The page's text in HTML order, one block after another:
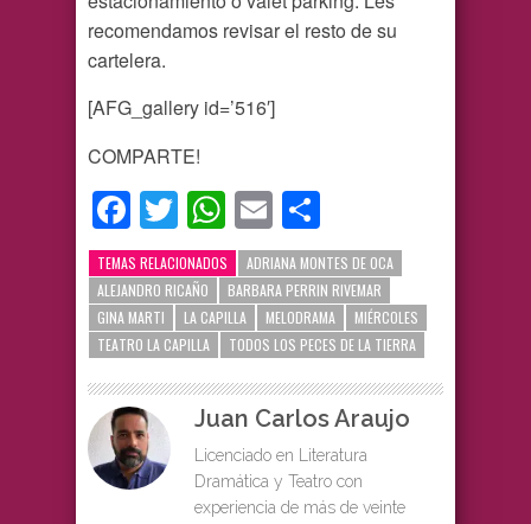
recomendamos revisar el resto de su
cartelera.
[AFG_gallery id=’516′]
COMPARTE!
Facebook
TwitterWhatsApp
Email
TEMAS RELACIONADOS
ADRIANA MONTES DE OCA
ALEJANDRO RICAÑO
BARBARA PERRIN RIVEMAR
GINA MARTI
LA CAPILLA MELODRAMA
MIÉRCOLES
TEATRO LA CAPILLA
TODOS LOS PECES DE LA TIERRA
Juan Carlos Araujo
Licenciado en Literatura
Dramática y Teatro con
experiencia de más de veinte